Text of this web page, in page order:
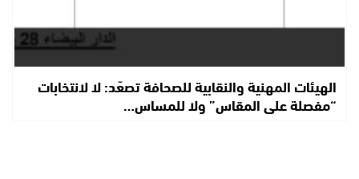
الهيئات المهنية والنقابية للصحافة تصعّد: لا لانتخابات
“مفصلة على المقاس” ولا للمساس…